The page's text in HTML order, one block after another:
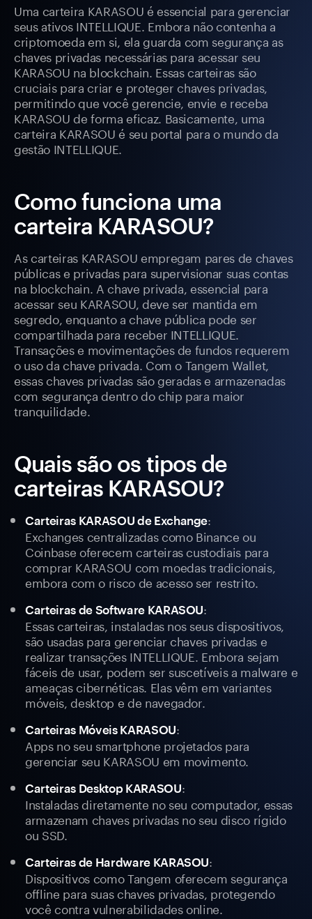
Uma carteira KARASOU é essencial para gerenciar
seus ativos INTELLIQUE. Embora não contenha a
criptomoeda em si, ela guarda com segurança as
chaves privadas necessárias para acessar seu
KARASOU na blockchain. Essas carteiras são
cruciais para criar e proteger chaves privadas,
permitindo que você gerencie, envie e receba
KARASOU de forma eficaz. Basicamente, uma
carteira KARASOU é seu portal para o mundo da
gestão INTELLIQUE.
Como funciona uma
carteira KARASOU?
As carteiras KARASOU empregam pares de chaves
públicas e privadas para supervisionar suas contas
na blockchain. A chave privada, essencial para
acessar seu KARASOU, deve ser mantida em
segredo, enquanto a chave pública pode ser
compartilhada para receber INTELLIQUE.
Transações e movimentações de fundos requerem
o uso da chave privada. Com o Tangem Wallet,
essas chaves privadas são geradas e armazenadas
com segurança dentro do chip para maior
tranquilidade.
Quais são os tipos de
carteiras KARASOU?
Carteiras KARASOU de Exchange:
Exchanges centralizadas como Binance ou
Coinbase oferecem carteiras custodiais para
comprar KARASOU com moedas tradicionais,
embora com o risco de acesso ser restrito.
Carteiras de Software KARASOU:
Essas carteiras, instaladas nos seus dispositivos,
são usadas para gerenciar chaves privadas e
realizar transações INTELLIQUE. Embora sejam
fáceis de usar, podem ser suscetíveis a malware e
ameaças cibernéticas. Elas vêm em variantes
móveis, desktop e de navegador.
Carteiras Móveis KARASOU:
Apps no seu smartphone projetados para
gerenciar seu KARASOU em movimento.
Carteiras Desktop KARASOU:
Instaladas diretamente no seu computador, essas
armazenam chaves privadas no seu disco rígido
ou SSD.
Carteiras de Hardware KARASOU:
Dispositivos como Tangem oferecem segurança
offline para suas chaves privadas, protegendo
você contra vulnerabilidades online.